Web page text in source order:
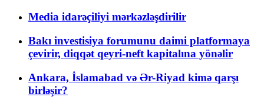
Media idarəçiliyi mərkəzləşdirilir
Bakı investisiya forumunu daimi platformaya
çevirir, diqqət qeyri-neft kapitalına yönəlir
Ankara, İslamabad və Ər-Riyad kimə qarşı
birləşir?